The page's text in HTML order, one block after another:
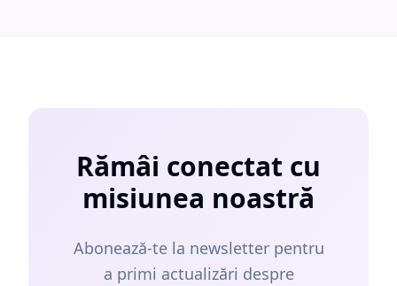
Rămâi conectat cu
misiunea noastră
Abonează-te la newsletter pentru
a primi actualizări despre